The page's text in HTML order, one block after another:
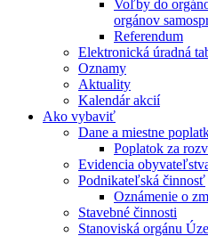
Voľby do
orgánov
Referendum
Elektronická úradná
Oznamy
Aktuality
Kalendár akcií
Ako vybaviť
Dane a miestne
Poplatok za
Evidencia
Podnikateľská činnosť
Oznámenie o
Stavebné činnosti
Stanoviská orgánu